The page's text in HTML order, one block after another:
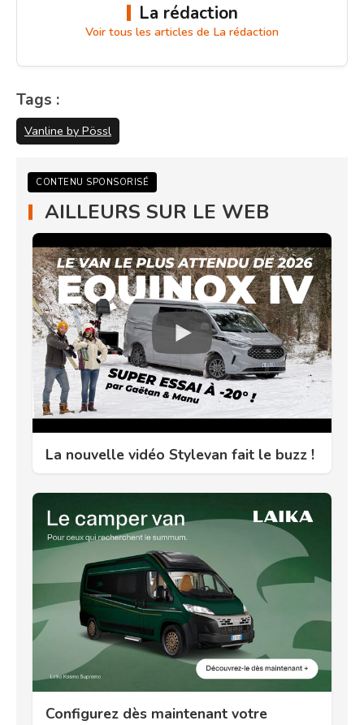
La rédaction
Voir tous les articles de La rédaction
Tags :
Vanline by Pössl
CONTENU SPONSORISÉ
AILLEURS SUR LE WEB
La nouvelle vidéo Stylevan fait le buzz !
Configurez dès maintenant votre